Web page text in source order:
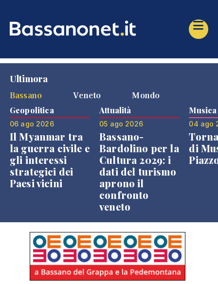
Ultimora
Bassano
Veneto Mondo
Geopolitica
06 ago 2026
Il Myanmar tra
la guerra civile e
gli interessi
strategici dei
Paesi vicini
Attualità
05 ago 2026
Bassano-
Bardolino per la
Cultura 2029: i
dati del turismo
aprono il
confronto
veneto
Musica
04 ago
di